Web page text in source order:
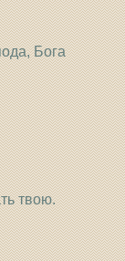
Бога
твою.